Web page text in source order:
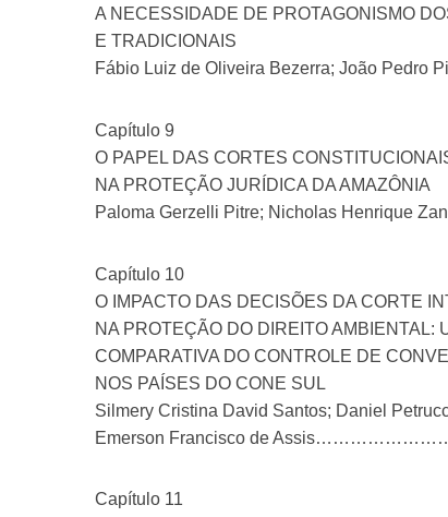
A NECESSIDADE DE PROTAGONISMO
E TRADICIONAIS
Fábio Luiz de Oliveira Bezerra; João
Capítulo 9
O PAPEL DAS CORTES
NA PROTEÇÃO JURÍDICA DA AMAZÔNIA
Paloma Gerzelli Pitre; Nicholas
Capítulo 10
O IMPACTO DAS DECISÕES DA CORTE
NA PROTEÇÃO DO DIREITO AMBIENTAL:
COMPARATIVA DO CONTROLE DE
NOS PAÍSES DO CONE SUL
Silmery Cristina David Santos; Daniel
Emerson Francisco de
Capítulo 11